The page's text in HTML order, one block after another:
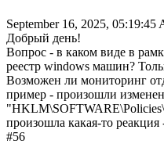
September 16, 2025, 05:19:45
Добрый день!
Вопрос - в каком виде в
реестр windows машин?
Возможен ли мониторинг
пример - произошли
произошла какая-то
#56